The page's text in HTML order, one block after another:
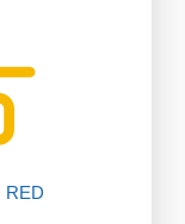
RED
de 2050
ti gracias a